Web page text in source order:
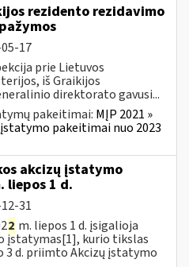
rezidento rezidavimo
17
prie Lietuvos
iš Graikijos
direktorato gavusi...
pakeitimai: MĮP 2021 »
pakeitimai nuo 2023
akcizų įstatymo
liepos 1 d.
31
2 m. liepos 1 d. įsigalioja
įstatymas[1], kurio tikslas
3 d. priimto Akcizų įstatymo